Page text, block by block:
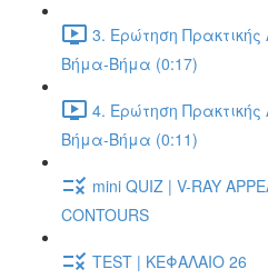
3. Ερώτηση
Βήμα-Βήμα (0:17)
4. Ερώτηση
Βήμα-Βήμα (0:11)
mini QUIZ | V-RAY
CONTOURS
TEST | ΚΕΦΑΛΑΙΟ 26